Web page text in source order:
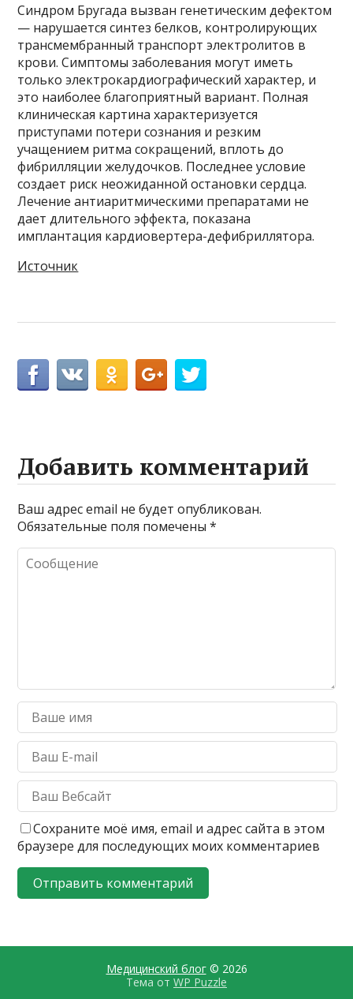
Синдром Бругада вызван генетическим дефектом
— нарушается синтез белков, контролирующих
трансмембранный транспорт электролитов в
крови. Симптомы заболевания могут иметь
только электрокардиографический характер, и
это наиболее благоприятный вариант. Полная
клиническая картина характеризуется
приступами потери сознания и резким
учащением ритма сокращений, вплоть до
фибрилляции желудочков. Последнее условие
создает риск неожиданной остановки сердца.
Лечение антиаритмическими препаратами не
дает длительного эффекта, показана
имплантация кардиовертера-дефибриллятора.
Источник
Добавить комментарий
Ваш адрес email не будет опубликован.
Обязательные поля помечены*
Сохраните моё имя, email и адрес сайта в этом
браузере для последующих моих комментариев
Медицинский блог© 2026
Тема от WP Puzzle